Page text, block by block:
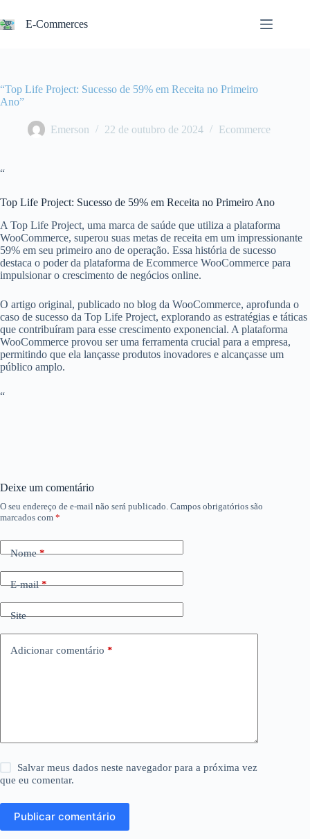
para
o
E-Commerces
“Top Life Project: Sucesso de 59% em Receita no Primeiro
Ano”
Emerson 22 de outubro de 2024 Ecommerce
“
Top Life Project: Sucesso de 59% em Receita no Primeiro Ano
A Top Life Project, uma marca de saúde que utiliza a plataforma
WooCommerce, superou suas metas de receita em um impressionante
59% em seu primeiro ano de operação. Essa história de sucesso
destaca o poder da plataforma de Ecommerce WooCommerce para
impulsionar o crescimento de negócios online.
O artigo original, publicado no blog da WooCommerce, aprofunda o
caso de sucesso da Top Life Project, explorando as estratégias e táticas
que contribuíram para esse crescimento exponencial. A plataforma
WooCommerce provou ser uma ferramenta crucial para a empresa,
permitindo que ela lançasse produtos inovadores e alcançasse um
público amplo.
“
Deixe um comentário
O seu endereço de e-mail não será publicado. Campos obrigatórios são
marcados com *
Nome*
E-mail*
Site
Adicionar comentário *
Salvar meus dados neste navegador para a próxima vez
que eu comentar.
Publicar comentário